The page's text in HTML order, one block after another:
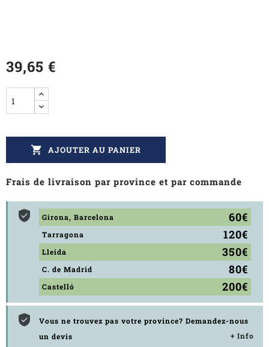
39,65 €
 AJOUTER AU PANIER
Frais de livraison par province et par commande
Girona, Barcelona 60€
Tarragona 120€
Lleida 350€
C. de Madrid 80€
Castelló 200€
Vous ne trouvez pas votre province? Demandez-nous
un devis
+ Info